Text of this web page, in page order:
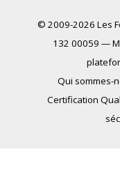
© 2009-2026 Les
132 00059 —
Qui sommes-
Certification